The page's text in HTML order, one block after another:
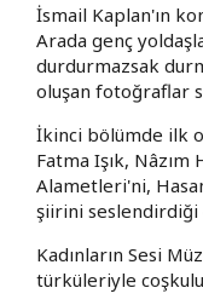
İsmail Kaplan'ın
Arada genç
durdurmazsak
oluşan fotoğraflar
İkinci bölümde ilk
Fatma Işık,
Alametleri'ni,
şiirini
Kadınların Sesi
türküleriyle